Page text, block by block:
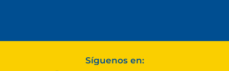
Síguenos en: